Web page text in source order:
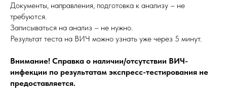
Документы, направления, подготовка к анализу – не
требуются.
Записываться на анализ – не нужно.
Результат теста на ВИЧ можно узнать уже через 5 минут.
Внимание! Справка о наличии/отсутствии ВИЧ-
инфекции по результатам экспресс-тестирования не
предоставляется.